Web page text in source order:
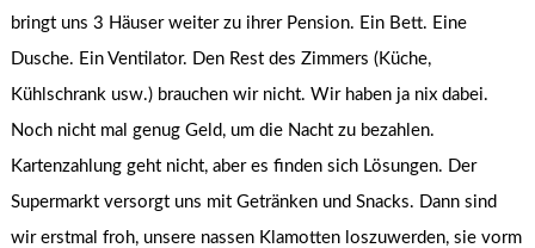
bringt uns 3 Häuser weiter zu ihrer Pension. Ein Bett. Eine
Dusche. Ein Ventilator. Den Rest des Zimmers (Küche,
Kühlschrank usw.) brauchen wir nicht. Wir haben ja nix dabei.
Noch nicht mal genug Geld, um die Nacht zu bezahlen.
Kartenzahlung geht nicht, aber es finden sich Lösungen. Der
Supermarkt versorgt uns mit Getränken und Snacks. Dann sind
wir erstmal froh, unsere nassen Klamotten loszuwerden, sie vorm